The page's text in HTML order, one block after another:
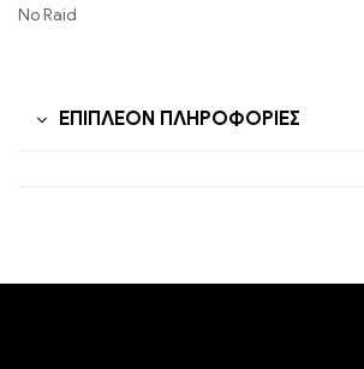
No Raid
ΕΠΙΠΛΈΟΝ ΠΛΗΡΟΦΟΡΊΕΣ